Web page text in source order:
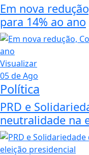
Em nova
para 14% ao ano
Visualizar
05 de Ago
Política
PRD e
neutralidade na